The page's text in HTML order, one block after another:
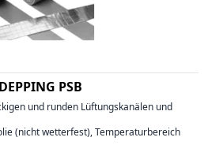
PSB
und runden Lüftungskanälen und
(nicht wetterfest), Temperaturbereich